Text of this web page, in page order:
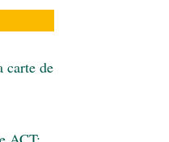
carte de